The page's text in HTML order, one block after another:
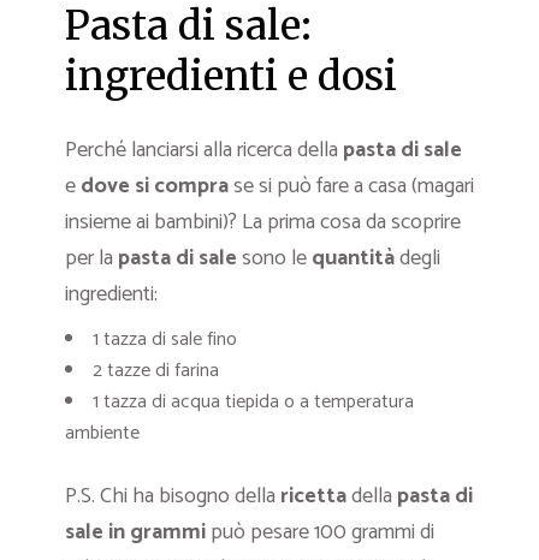
Pasta di sale:
ingredienti e dosi
Perché lanciarsi alla ricerca della pasta di sale
edove si comprase si può fare a casa (magari
insieme ai bambini)? La prima cosa da scoprire
per la pasta di salesono lequantitàdegli
ingredienti:
1 tazza di sale fino
2 tazze di farina
1 tazza di acqua tiepida o a temperatura
ambiente
P.S. Chi ha bisogno della ricettadella pasta di
sale in grammipuò pesare 100 grammi di